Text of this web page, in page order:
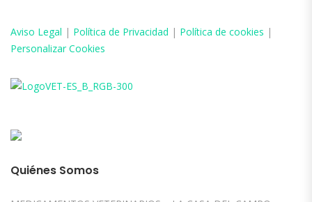
Aviso Legal | Política de Privacidad | Política de cookies |
Personalizar Cookies
Quiénes Somos